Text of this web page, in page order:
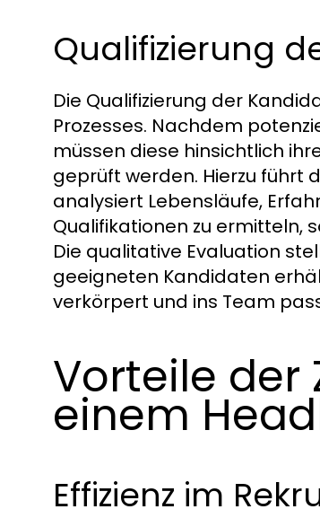
Qualifizierung
Die Qualifizierung der
Prozesses. Nachdem
müssen diese hinsichtlich
geprüft werden. Hierzu führt
analysiert Lebensläufe,
Qualifikationen zu ermitteln,
Die qualitative Evaluation
geeigneten Kandidaten
verkörpert und ins Team
Vorteile
einem
Effizienz im